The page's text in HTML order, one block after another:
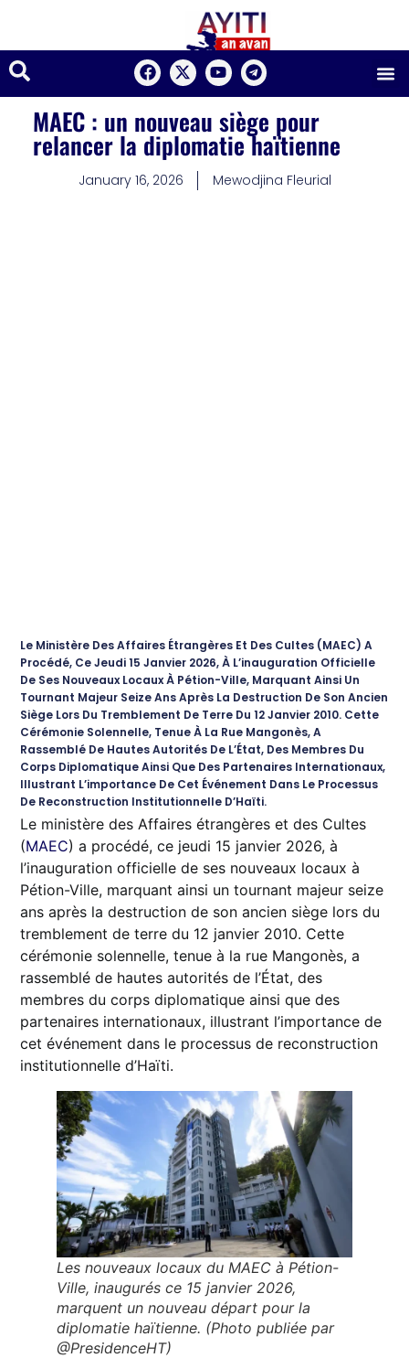
MAEC : un nouveau siège pour
relancer la diplomatie haïtienne
January 16, 2026 Mewodjina Fleurial
Le Ministère Des Affaires Étrangères Et Des Cultes (MAEC) A
Procédé, Ce Jeudi 15 Janvier 2026, À L’inauguration Officielle
De Ses Nouveaux Locaux À Pétion-Ville, Marquant Ainsi Un
Tournant Majeur Seize Ans Après La Destruction De Son Ancien
Siège Lors Du Tremblement De Terre Du 12 Janvier 2010. Cette
Cérémonie Solennelle, Tenue À La Rue Mangonès, A
Rassemblé De Hautes Autorités De L’État, Des Membres Du
Corps Diplomatique Ainsi Que Des Partenaires Internationaux,
Illustrant L’importance De Cet Événement Dans Le Processus
De Reconstruction Institutionnelle D’Haïti.
Le ministère des Affaires étrangères et des Cultes
(MAEC) a procédé, ce jeudi 15 janvier 2026, à
l’inauguration officielle de ses nouveaux locaux à
Pétion-Ville, marquant ainsi un tournant majeur seize
ans après la destruction de son ancien siège lors du
tremblement de terre du 12 janvier 2010. Cette
cérémonie solennelle, tenue à la rue Mangonès, a
rassemblé de hautes autorités de l’État, des
membres du corps diplomatique ainsi que des
partenaires internationaux, illustrant l’importance de
cet événement dans le processus de reconstruction
institutionnelle d’Haïti.
Les nouveaux locaux du MAEC à Pétion-
Ville, inaugurés ce 15 janvier 2026,
marquent un nouveau départ pour la
diplomatie haïtienne. (Photo publiée par
@PresidenceHT)